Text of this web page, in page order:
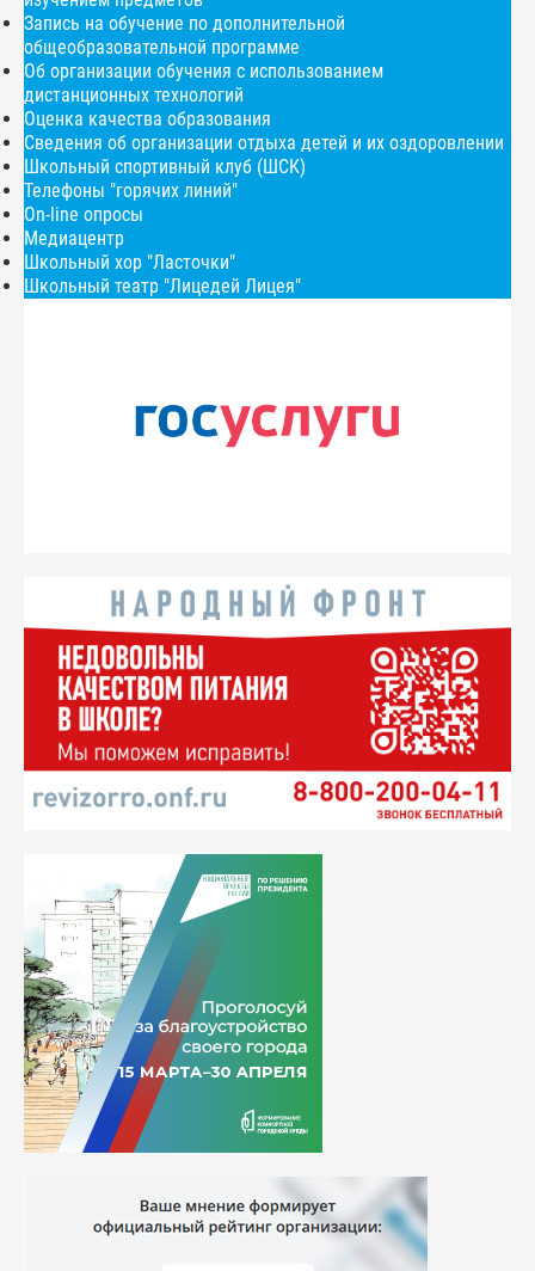
Запись на обучение по дополнительной
общеобразовательной программе
Об организации обучения с использованием
дистанционных технологий
Оценка качества образования
Сведения об организации отдыха детей и их оздоровлении
Школьный спортивный клуб (ШСК)
Телефоны "горячих линий"
On-line опросы
Медиацентр
Школьный хор "Ласточки"
Школьный театр "Лицедей Лицея"